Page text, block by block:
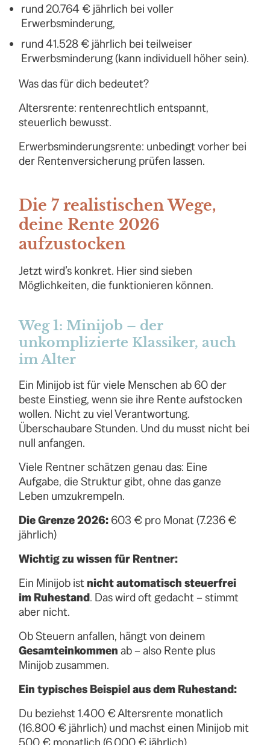
rund 20.764 € jährlich bei voller
Erwerbsminderung,
rund 41.528 € jährlich bei teilweiser
Erwerbsminderung (kann individuell höher sein).
Was das für dich bedeutet?
Altersrente: rentenrechtlich entspannt,
steuerlich bewusst.
Erwerbsminderungsrente: unbedingt vorher bei
der Rentenversicherung prüfen lassen.
Die 7 realistischen Wege,
deine Rente 2026
aufzustocken
Jetzt wird’s konkret. Hier sind sieben
Möglichkeiten, die funktionieren können.
Weg 1: Minijob – der
unkomplizierte Klassiker, auch
im Alter
Ein Minijob ist für viele Menschen ab 60 der
beste Einstieg, wenn sie ihre Rente aufstocken
wollen. Nicht zu viel Verantwortung.
Überschaubare Stunden. Und du musst nicht bei
null anfangen.
Viele Rentner schätzen genau das: Eine
Aufgabe, die Struktur gibt, ohne das ganze
Leben umzukrempeln.
Die Grenze 2026: 603 € pro Monat (7.236 €
jährlich)
Wichtig zu wissen für Rentner:
Ein Minijob istnicht automatisch steuerfrei
im Ruhestand. Das wird oft gedacht – stimmt
aber nicht.
Ob Steuern anfallen, hängt von deinem
Gesamteinkommen ab – also Rente plus
Minijob zusammen.
Ein typisches Beispiel aus dem Ruhestand:
Du beziehst 1.400 € Altersrente monatlich
(16.800 € jährlich) und machst einen Minijob mit